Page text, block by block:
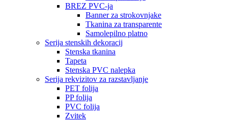
BREZ PVC-ja
Banner za strokovnjake
Tkanina za transparente
Samolepilno platno
Serija stenskih dekoracij
Stenska tkanina
Tapeta
Stenska PVC nalepka
Serija rekvizitov za razstavljanje
PET folija
PP folija
PVC folija
Zvitek